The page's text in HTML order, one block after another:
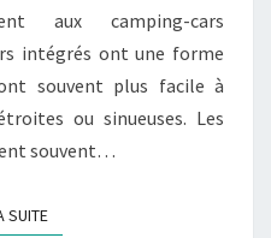
aux camping-cars
intégrés ont une forme
souvent plus facile à
ou sinueuses. Les
souvent…
SUITELIRE LA SUITE